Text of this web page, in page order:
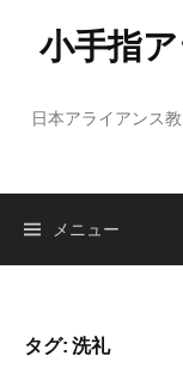
ス
小手指
日本アライアンス
メニュー
タグ:洗礼